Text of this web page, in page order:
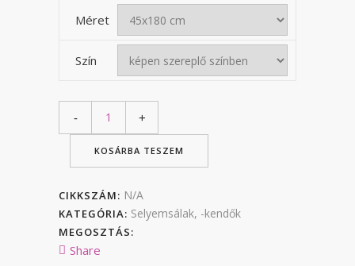
Méret
Szín
KOSÁRBA TESZEM
CIKKSZÁM: N/A
KATEGÓRIA: Selyemsálak, -kendők
MEGOSZTÁS:
Share